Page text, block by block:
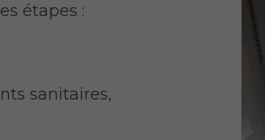
étapes :
sanitaires,